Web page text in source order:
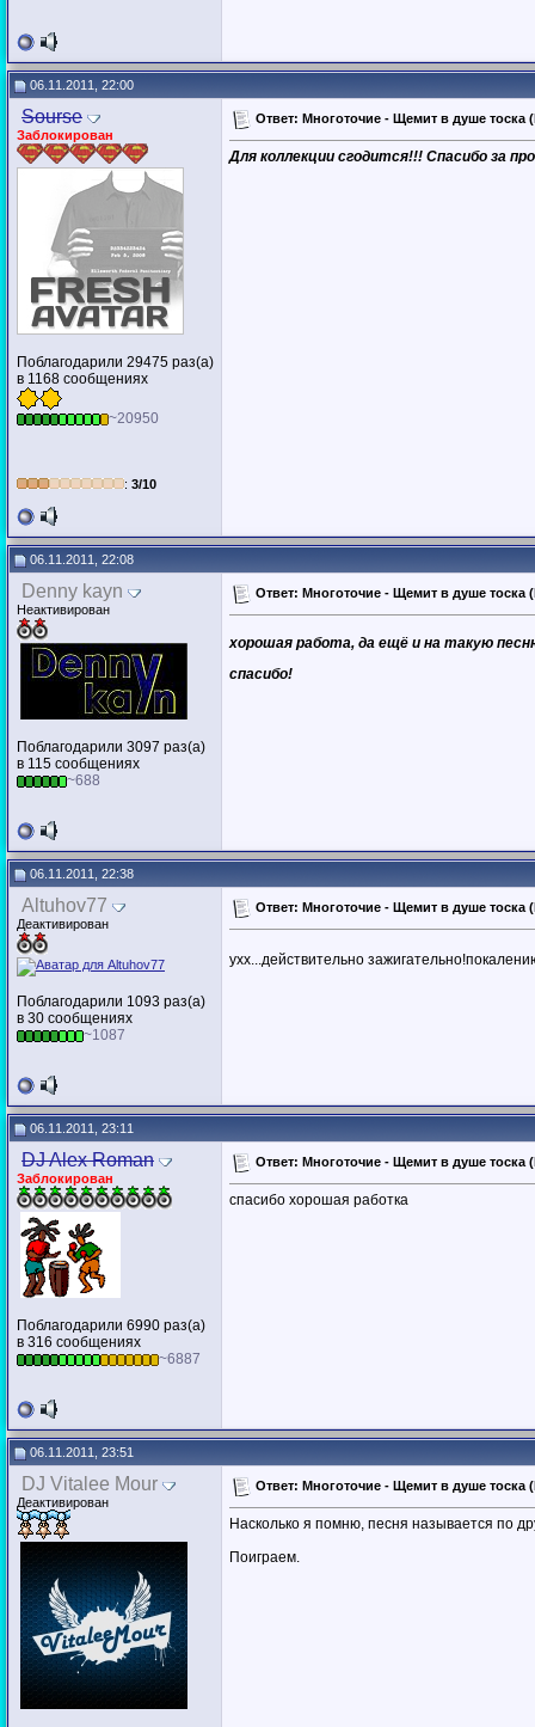
06.11.2011, 22:00
Sourse
Заблокирован
Поблагодарили 29475 раз(а)
в 1168 сообщениях
~20950
: 3/10
Ответ: Многоточие - Щемит в душе тоска
Для коллекции сгодится!!! Спасибо за
06.11.2011, 22:08
Denny kayn
Неактивирован
Поблагодарили 3097 раз(а)
в 115 сообщениях
~688
Ответ: Многоточие - Щемит в душе тоска
хорошая работа, да ещё и на такую
спасибо!
06.11.2011, 22:38
Altuhov77
Деактивирован
Поблагодарили 1093 раз(а)
в 30 сообщениях
~1087
Ответ: Многоточие - Щемит в душе тоска
ухх...действительно
06.11.2011, 23:11
DJ Alex Roman
Заблокирован
Поблагодарили 6990 раз(а)
в 316 сообщениях
~6887
Ответ: Многоточие - Щемит в душе тоска
спасибо хорошая работка
06.11.2011, 23:51
DJ Vitalee Mour
Деактивирован
Ответ: Многоточие - Щемит в душе тоска
Насколько я помню, песня называется по
Поиграем.